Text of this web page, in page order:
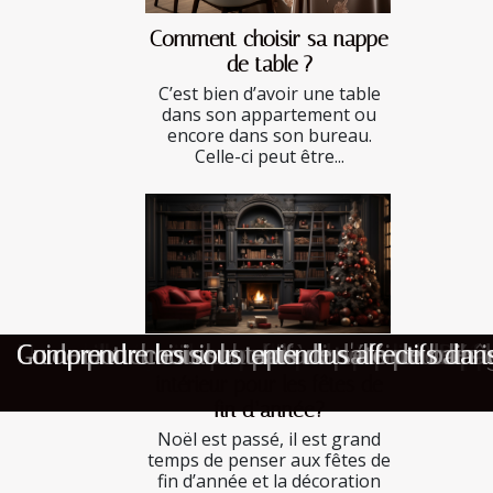
Comment choisir sa nappe
de table ?
C’est bien d’avoir une table
dans son appartement ou
encore dans son bureau.
Celle-ci peut être...
Comment décorer votre
fin d’année?
Noël est passé, il est grand
temps de penser aux fêtes de
fin d’année et la décoration
Quand la législation sur la dératisation
Comment choisir la meilleure pièce de
Les meilleures idées pour personnaliser un
Un week-end en amoureux de prévu ?
Comment savoir quand il est temps de
Comment choisir sa cafetière pour un café
Comment choisir la bonne dimension de
Comment choisir son parfum d'été pour les
Guide pour choisir le tapis de salle de bain
Comprendre les sous-entendus affectifs